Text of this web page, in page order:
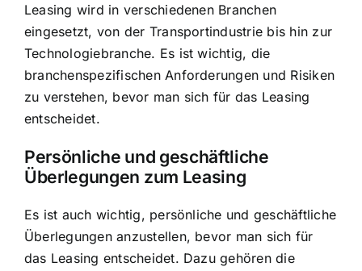
Leasing wird in verschiedenen Branchen
eingesetzt, von der Transportindustrie bis hin zur
Technologiebranche. Es ist wichtig, die
branchenspezifischen Anforderungen und Risiken
zu verstehen, bevor man sich für das Leasing
entscheidet.
Persönliche und geschäftliche
Überlegungen zum Leasing
Es ist auch wichtig, persönliche und geschäftliche
Überlegungen anzustellen, bevor man sich für
das Leasing entscheidet. Dazu gehören die